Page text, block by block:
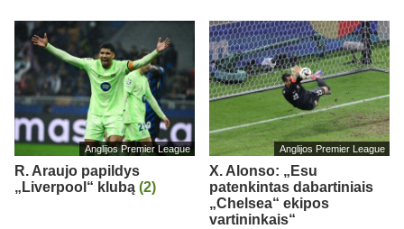
Anglijos Premier League
R. Araujo papildys
„Liverpool“ klubą (2)
Anglijos Premier League
X. Alonso: „Esu
patenkintas dabartiniais
„Chelsea“ ekipos
vartininkais“